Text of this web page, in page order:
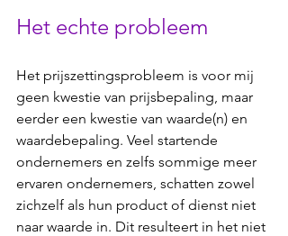
Het echte probleem
Het prijszettingsprobleem is voor mij
geen kwestie van prijsbepaling, maar
eerder een kwestie van waarde(n) en
waardebepaling. Veel startende
ondernemers en zelfs sommige meer
ervaren ondernemers, schatten zowel
zichzelf als hun product of dienst niet
naar waarde in. Dit resulteert in het niet